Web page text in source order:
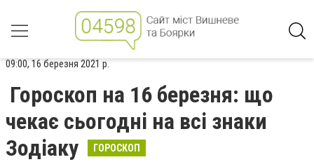
09:00, 16 березня 2021 р.
Гороскоп на 16 березня: що
чекає сьогодні на всі знаки
Зодіаку
ГОРОСКОП